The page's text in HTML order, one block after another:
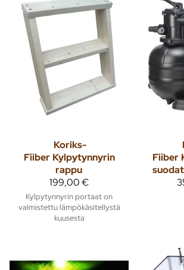
Koriks-
Fiiber Kylpytynnyrin
rappu
199,00 €
Kylpytynnyrin portaat on
valmistettu lämpökäsitellystä
kuusesta
Fiiber